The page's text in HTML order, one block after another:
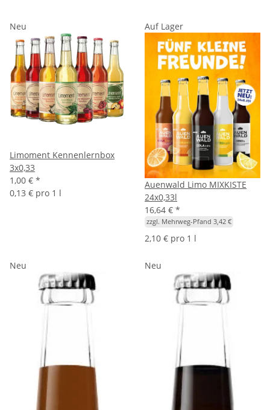
Neu
Limoment Kennenlernbox
3x0,33
1,00 € *
0,13 € pro 1 l
Auf Lager
Auenwald Limo MIXKISTE
24x0,33l
16,64 € *
zzgl. Mehrweg-Pfand 3,42 €
2,10 € pro 1 l
Neu Neu